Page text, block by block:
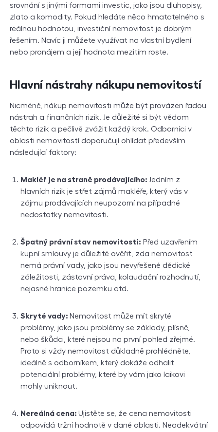
srovnání s jinými formami investic, jako jsou dluhopisy,
zlato a komodity. Pokud hledáte něco hmatatelného s
reálnou hodnotou, investiční nemovitost je dobrým
řešením. Navíc ji můžete využívat na vlastní bydlení
nebo pronájem a její hodnota mezitím roste.
Hlavní nástrahy nákupu nemovitostí
Nicméně, nákup nemovitosti může být provázen řadou
nástrah a finančních rizik. Je důležité si být vědom
těchto rizik a pečlivě zvážit každý krok. Odborníci v
oblasti nemovitostí doporučují ohlídat především
následující faktory:
Makléř je na straně prodávajícího: Jedním z
hlavních rizik je střet zájmů makléře, který vás v
zájmu prodávajících neupozorní na případné
nedostatky nemovitosti.
Špatný právní stav nemovitosti: Před uzavřením
kupní smlouvy je důležité ověřit, zda nemovitost
nemá právní vady, jako jsou nevyřešené dědické
záležitosti, zástavní práva, kolaudační rozhodnutí,
nejasné hranice pozemku atd.
Skryté vady: Nemovitost může mít skryté
problémy, jako jsou problémy se základy, plísně,
nebo škůdci, které nejsou na první pohled zřejmé.
Proto si vždy nemovitost důkladně prohlédněte,
ideálně s odborníkem, který dokáže odhalit
potenciální problémy, které by vám jako laikovi
mohly uniknout.
Nereálná cena:Ujistěte se, že cena nemovitosti
odpovídá tržní hodnotě v dané oblasti. Neadekvátní